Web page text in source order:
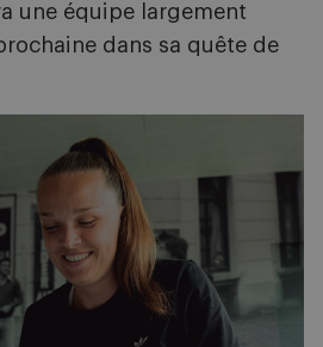
une équipe largement
dans sa quête de